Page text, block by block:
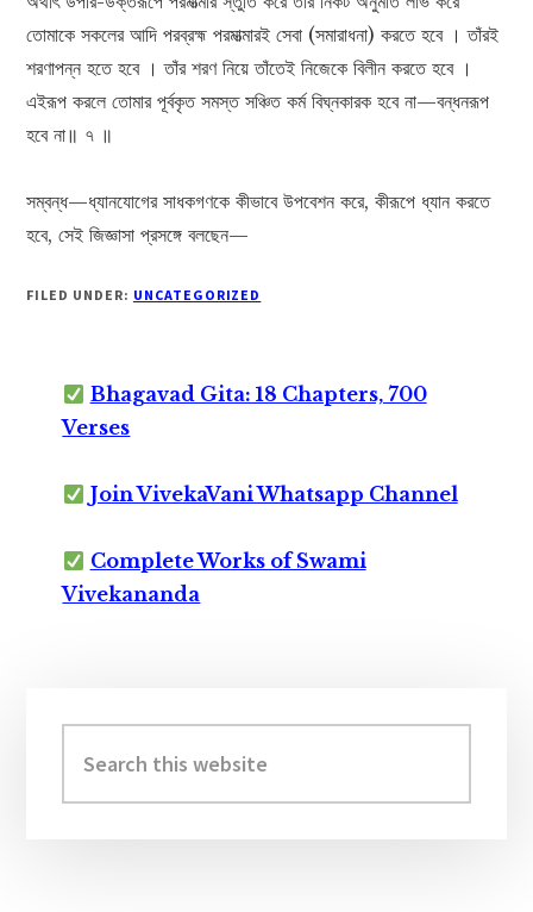
তোমাকে সকলের আদি পরব্রহ্ম পরমাত্মারই সেবা (সমারাধনা) করতে হবে । তাঁরই
শরণাপন্ন হতে হবে । তাঁর শরণ নিয়ে তাঁতেই নিজেকে বিলীন করতে হবে ।
এইরূপ করলে তোমার পূর্বকৃত সমস্ত সঞ্চিত কর্ম বিঘ্নকারক হবে না—বন্ধনরূপ
হবে না॥ ৭ ॥
সম্বন্ধ—ধ্যানযোগের সাধকগণকে কীভাবে উপবেশন করে, কীরূপে ধ্যান করতে
হবে, সেই জিজ্ঞাসা প্রসঙ্গে বলছেন—
FILED UNDER: UNCATEGORIZED
Bhagavad Gita: 18 Chapters, 700
Verses
Join VivekaVani Whatsapp Channel
Complete Works of Swami
Vivekananda
Sidebar
this
website